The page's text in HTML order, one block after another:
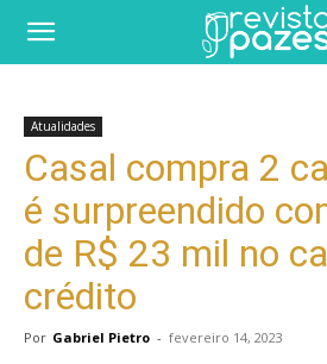
Atualidades
Casal compra 2
é surpreendido
de R$ 23 mil no
crédito
Por Gabriel Pietro - fevereiro 14, 2023